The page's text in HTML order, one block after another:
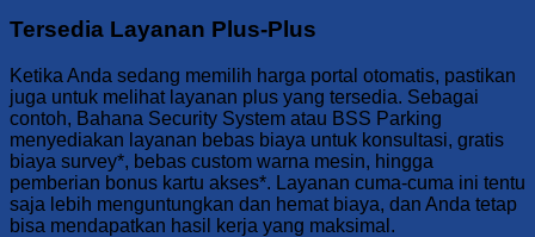
Tersedia Layanan Plus-Plus
Ketika Anda sedang memilih harga portal otomatis, pastikan
juga untuk melihat layanan plus yang tersedia. Sebagai
contoh, Bahana Security System atau BSS Parking
menyediakan layanan bebas biaya untuk konsultasi, gratis
biaya survey*, bebas custom warna mesin, hingga
pemberian bonus kartu akses*. Layanan cuma-cuma ini tentu
saja lebih menguntungkan dan hemat biaya, dan Anda tetap
bisa mendapatkan hasil kerja yang maksimal.